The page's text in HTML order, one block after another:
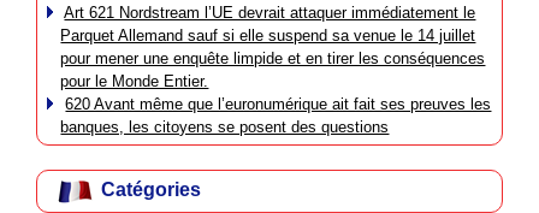
Art 621 Nordstream l’UE devrait attaquer immédiatement le
Parquet Allemand sauf si elle suspend sa venue le 14 juillet
pour mener une enquête limpide et en tirer les conséquences
pour le Monde Entier.
620 Avant même que l’euronumérique ait fait ses preuves les
banques, les citoyens se posent des questions
Catégories